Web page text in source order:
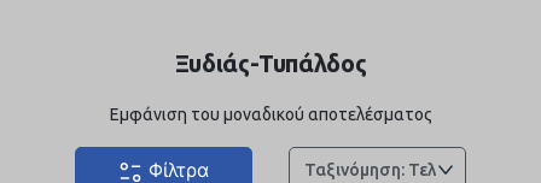
Ξυδιάς-Τυπάλδος
Φίλτρα
Εμφάνιση του μοναδικού αποτελέσματος